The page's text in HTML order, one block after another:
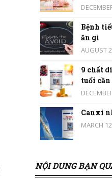
Bệnh
ăn gì
AUGUST
9 chất
tuổi cần
Canxi
MARCH
NỘI DUNG BẠN